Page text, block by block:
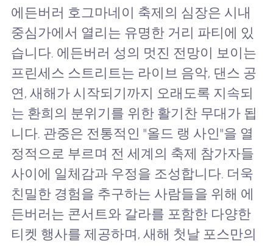
에든버러 호그마네이 축제의 심장은 시내
중심가에서 열리는 유명한 거리 파티에 있
습니다. 에든버러 성의 멋진 전망이 보이는
프린세스 스트리트는 라이브 음악, 댄스 공
연, 새해가 시작되기까지 오래도록 지속되
는 환희의 분위기를 위한 활기찬 무대가 됩
니다. 관중은 전통적인 "올드 랭 사인"을 열
정적으로 부르며 전 세계의 축제 참가자들
사이에 일체감과 우정을 조성합니다. 더욱
친밀한 경험을 추구하는 사람들을 위해 에
든버러는 콘서트와 갈라를 포함한 다양한
티켓 행사를 제공하며, 새해 첫날 포스만의